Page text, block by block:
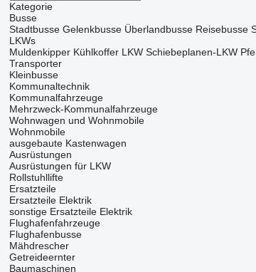
Kategorie
Busse
Stadtbusse Gelenkbusse Überlandbusse Reisebusse
LKWs
Muldenkipper Kühlkoffer LKW Schiebeplanen-LKW
Transporter
Kleinbusse
Kommunaltechnik
Kommunalfahrzeuge
Mehrzweck-Kommunalfahrzeuge
Wohnwagen und Wohnmobile
Wohnmobile
ausgebaute Kastenwagen
Ausrüstungen
Ausrüstungen für LKW
Rollstuhllifte
Ersatzteile
Ersatzteile Elektrik
sonstige Ersatzteile Elektrik
Flughafenfahrzeuge
Flughafenbusse
Mähdrescher
Getreideernter
Baumaschinen